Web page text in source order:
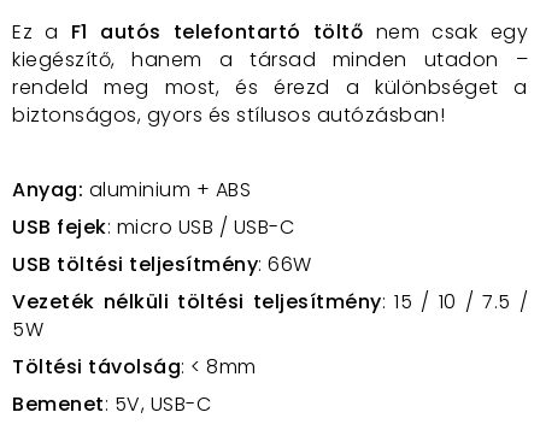
Ez a F1 autós telefontartó töltő nem csak egy
kiegészítő, hanem a társad minden utadon –
rendeld meg most, és érezd a különbséget a
biztonságos, gyors és stílusos autózásban!
Anyag: aluminium + ABS
USB fejek: micro USB / USB-C
USB töltési teljesítmény: 66W
Vezeték nélküli töltési teljesítmény: 15 / 10 / 7.5 /
5W
Töltési távolság: < 8mm
Bemenet: 5V, USB-C